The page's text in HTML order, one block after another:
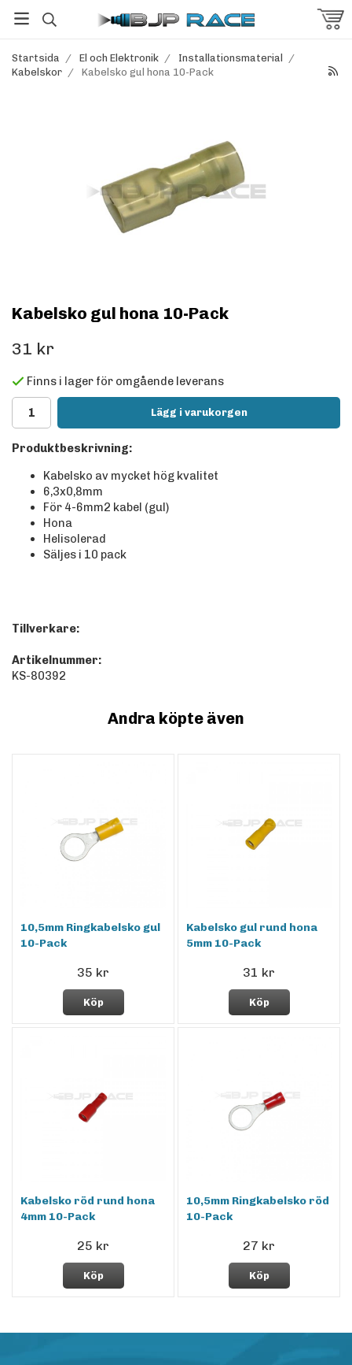
Startsida / El och Elektronik / Installationsmaterial
/
Kabelskor / Kabelsko gul hona 10-Pack
Kabelsko gul hona 10-Pack
31 kr
Finns i lager för omgående leverans
Lägg i varukorgen
Produktbeskrivning:
Kabelsko av mycket hög kvalitet
6,3x0,8mm
För 4-6mm2 kabel (gul)
Hona
Helisolerad
Säljes i 10 pack
Tillverkare:
Artikelnummer:
KS-80392
Andra köpte även
10,5mm Ringkabelsko gul
10-Pack
35 kr
Köp
Kabelsko gul rund hona
5mm 10-Pack
31 kr
Köp
Kabelsko röd rund hona
4mm 10-Pack
25 kr
Köp
10,5mm Ringkabelsko röd
10-Pack
27 kr
Köp